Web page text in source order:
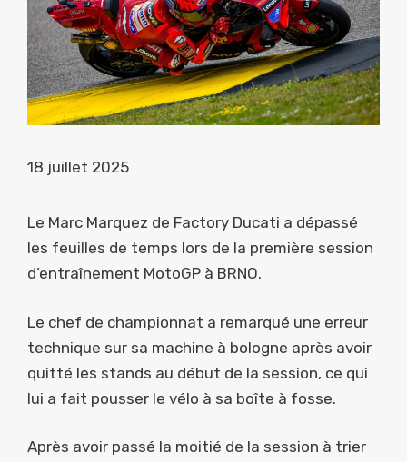
18 juillet 2025
Le Marc Marquez de Factory Ducati a dépassé
les feuilles de temps lors de la première session
d’entraînement MotoGP à BRNO.
Le chef de championnat a remarqué une erreur
technique sur sa machine à bologne après avoir
quitté les stands au début de la session, ce qui
lui a fait pousser le vélo à sa boîte à fosse.
Après avoir passé la moitié de la session à trier